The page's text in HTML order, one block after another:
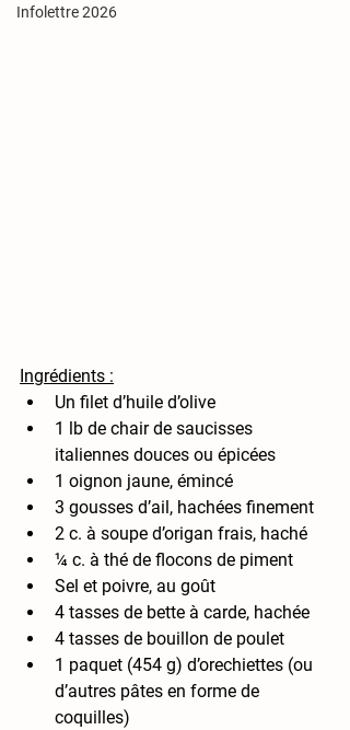
Infolettre 2026
Ingrédients :
Un filet d’huile d’olive
1 lb de chair de saucisses
italiennes douces ou épicées
1 oignon jaune, émincé
3 gousses d’ail, hachées finement
2 c. à soupe d’origan frais, haché
¼ c. à thé de flocons de piment
Sel et poivre, au goût
4 tasses de bette à carde, hachée
4 tasses de bouillon de poulet
1 paquet (454 g) d’orechiettes (ou
d’autres pâtes en forme de
coquilles)